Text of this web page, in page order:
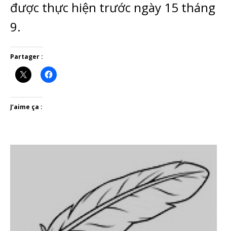
được thực hiện trước ngày 15 tháng
9.
Partager :
J’aime ça :